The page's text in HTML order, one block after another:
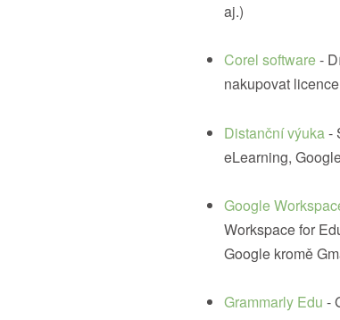
aj.)
Corel software-
nakupovat
Distanční výuka -
eLearning,
Google
Workspace for
Google kromě
Grammarly Edu -